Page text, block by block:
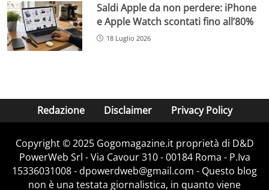
Saldi Apple da non perdere: iPhone
e Apple Watch scontati fino all’80%
18 Luglio 2026
Redazione Disclaimer Privacy Policy
Copyright © 2025 Gogomagazine.it proprietà di D&D
PowerWeb Srl - Via Cavour 310 - 00184 Roma - P.Iva
15336031008 - dpowerdweb@gmail.com - Questo blog
non è una testata giornalistica, in quanto viene